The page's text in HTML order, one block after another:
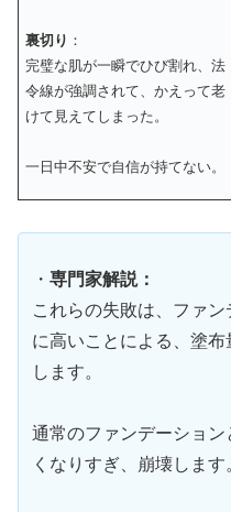
裏切り ：
完璧な肌が一瞬でひび割れ、法
令線が強調されて、かえって老
けて見えてしまった。
一日中不安で自信が持てない。
・ 専門家解説：
これらの失敗は、ファ
に高いことによる、塗
します。
通常のファンデーショ
くなりすぎ、崩壊します